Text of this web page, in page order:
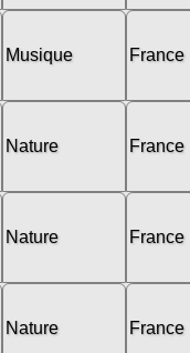
Musique France
Nature France
Nature France
Nature France